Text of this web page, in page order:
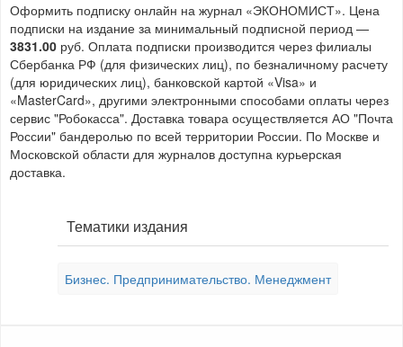
Оформить подписку онлайн на журнал «ЭКОНОМИСТ». Цена
подписки на издание за минимальный подписной период —
3831.00 руб. Оплата подписки производится через филиалы
Сбербанка РФ (для физических лиц), по безналичному расчету
(для юридических лиц), банковской картой «Visa» и
«MasterCard», другими электронными способами оплаты через
сервис "Робокасса". Доставка товара осуществляется АО "Почта
России" бандеролью по всей территории России. По Москве и
Московской области для журналов доступна курьерская
доставка.
Тематики издания
Бизнес. Предпринимательство. Менеджмент